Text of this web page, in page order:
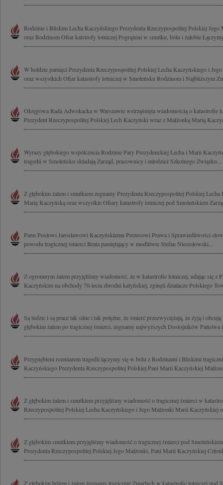
Rodzinie i Bliskim Lecha Kaczyńskiego Prezydenta Rzeczypospolitej Polskiej
oraz Rodzinom Ofiar katstrofy lotniczej Pogrążeni w smutku, bólu i żałobie
W hołdzie pamięci Prezydenta Rzeczypospolitej Polskiej Lecha Kaczyńskiego i
oraz wszystkich Ofiar katastrofy lotniczej w Smoleńsku Rodzinom i Najbliższym
Okręgowa Rada Adwokacka w Warszawie wstrząśnięta wiadomością o katastrofie
Prezydent Rzeczypospolitej Polskiej Lech Kaczyński wraz z Małżonką Marią
Wyrazy głębokiego współczucia Rodzinie Pary Prezydenckiej Lecha i Marii
tragedii w Smoleńsku składają Zarząd, pracownicy i młodzież Szkolnego Związku...
Z głębokim żalem i smutkiem żegnamy Prezydenta Rzeczypospolitej Polskiej Lecha
Marię Kaczyńską oraz wszystkie Ofiary katastrofy lotniczej pod Smoleńskiem
Panu Posłowi Jarosławowi Kaczyńskiemu Prezesowi Prawa i Sprawiedliwości
powodu tragicznej śmierci Brata pamiętający w modlitwie Stefan Niesiołowski...
Z ogromnym żalem przyjęliśmy wiadomość, że w katastrofie lotniczej, udając się z
Kaczyńskim na obchody 70-lecia zbrodni katyńskiej, zginęli działacze Polskiego
Są ludzie i są prace tak silne i tak potężne, że śmierć przezwyciężają, że żyją i
głębokim żalem po tragicznej śmierci, żegnamy najwyższych Dostojników Państwa
Przygnębieni rozmiarem tragedii łączymy się w bólu z Rodzinami i Bliskimi
Kaczyńskiego Prezydenta Rzeczypospolitej Polskiej Pani Marii Kaczyńskiej
Z głębokim żalem i smutkiem przyjęliśmy wiadomość o tragicznej śmierci w
Rzeczypospolitej Polskiej Lecha Kaczyńskiego i Jego Małżonki Marii Kaczyńskiej
Z głębokim smutkiem przyjęliśmy wiadomość o tragicznej śmierci pod
Prezydenta Rzeczypospolitej Polskiej Jego Małżonki, Pani Marii Kaczyńskiej
Z głębokim bólem i żalem żegnamy tragicznie Zmarłych w katastrofie lotniczej pod